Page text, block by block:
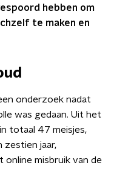
hebben om
te maken en
onderzoek nadat
was gedaan. Uit het
totaal 47 meisjes,
zestien jaar,
misbruik van de